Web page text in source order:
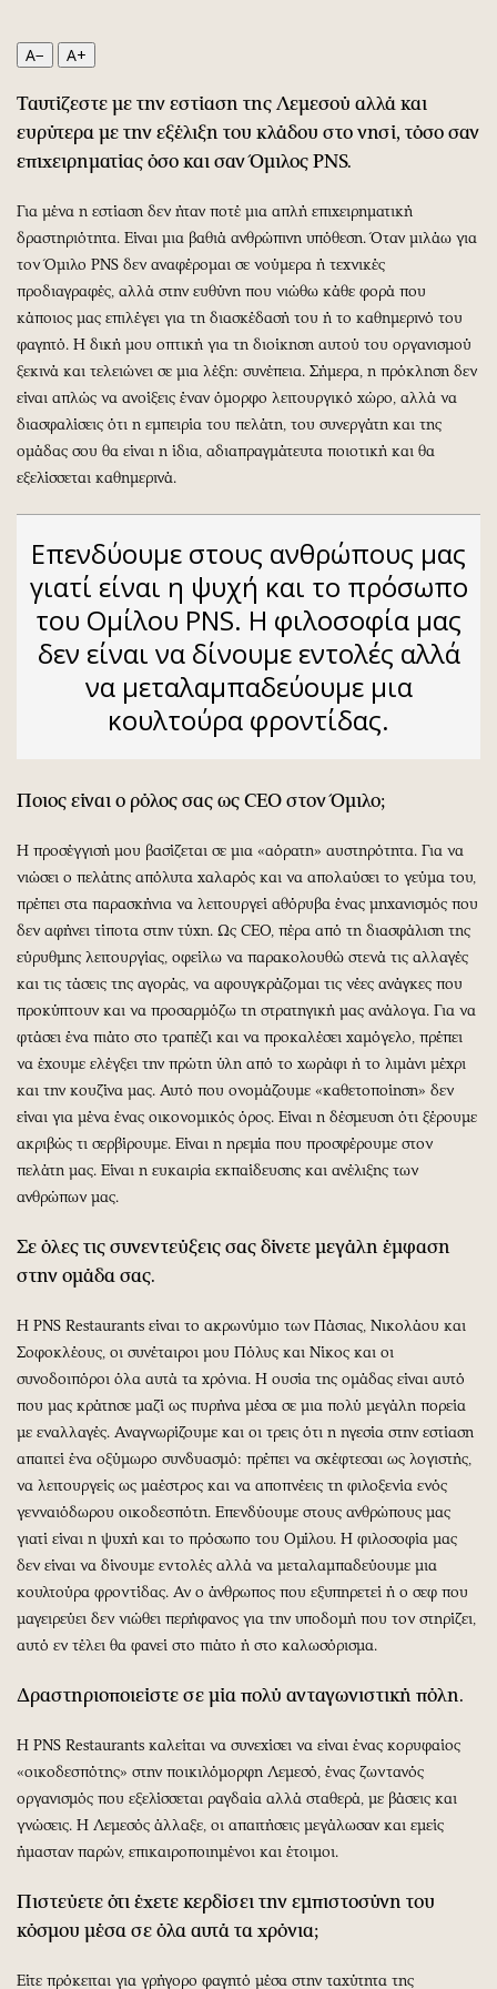
Ελλάδα
Κόσμος
Παράξενα
Πολιτισμός
Σινεμά
Μουσική
Εικαστικά
Βιβλίο
Χειρόγραφα
Media
Εκπομπές
Wine routes
Uncut
Προσφορές
Προσωπικότητες στην ''Κ''
Επιστολές
A− A+
Ταυτίζεστε με την εστίαση της Λεμεσού αλλά και
ευρύτερα με την εξέλιξη του κλάδου στο νησί, τόσο σαν
επιχειρηματίας όσο και σαν Όμιλος PNS.
Για μένα η εστίαση δεν ήταν ποτέ μια απλή επιχειρηματική
δραστηριότητα. Είναι μια βαθιά ανθρώπινη υπόθεση. Όταν μιλάω για
τον Όμιλο PNS δεν αναφέρομαι σε νούμερα ή τεχνικές
προδιαγραφές, αλλά στην ευθύνη που νιώθω κάθε φορά που
κάποιος μας επιλέγει για τη διασκέδασή του ή το καθημερινό του
φαγητό. Η δική μου οπτική για τη διοίκηση αυτού του οργανισμού
ξεκινά και τελειώνει σε μια λέξη: συνέπεια. Σήμερα, η πρόκληση δεν
είναι απλώς να ανοίξεις έναν όμορφο λειτουργικό χώρο, αλλά να
διασφαλίσεις ότι η εμπειρία του πελάτη, του συνεργάτη και της
ομάδας σου θα είναι η ίδια, αδιαπραγμάτευτα ποιοτική και θα
εξελίσσεται καθημερινά.
Επενδύουμε στους ανθρώπους μας
γιατί είναι η ψυχή και το πρόσωπο
του Ομίλου PNS. Η φιλοσοφία μας
δεν είναι να δίνουμε εντολές αλλά
να μεταλαμπαδεύουμε μια
κουλτούρα φροντίδας.
Ποιος είναι ο ρόλος σας ως CEO στον Όμιλο;
Η προσέγγισή μου βασίζεται σε μια «αόρατη» αυστηρότητα. Για να
νιώσει ο πελάτης απόλυτα χαλαρός και να απολαύσει το γεύμα του,
πρέπει στα παρασκήνια να λειτουργεί αθόρυβα ένας μηχανισμός που
δεν αφήνει τίποτα στην τύχη. Ως CEO, πέρα από τη διασφάλιση της
εύρυθμης λειτουργίας, οφείλω να παρακολουθώ στενά τις αλλαγές
και τις τάσεις της αγοράς, να αφουγκράζομαι τις νέες ανάγκες που
προκύπτουν και να προσαρμόζω τη στρατηγική μας ανάλογα. Για να
φτάσει ένα πιάτο στο τραπέζι και να προκαλέσει χαμόγελο, πρέπει
να έχουμε ελέγξει την πρώτη ύλη από το χωράφι ή το λιμάνι μέχρι
και την κουζίνα μας. Αυτό που ονομάζουμε «καθετοποίηση» δεν
είναι για μένα ένας οικονομικός όρος. Είναι η δέσμευση ότι ξέρουμε
ακριβώς τι σερβίρουμε. Είναι η ηρεμία που προσφέρουμε στον
πελάτη μας. Είναι η ευκαιρία εκπαίδευσης και ανέλιξης των
ανθρώπων μας.
Σε όλες τις συνεντεύξεις σας δίνετε μεγάλη έμφαση
στην ομάδα σας.
Η PNS Restaurants είναι το ακρωνύμιο των Πάσιας, Νικολάου και
Σοφοκλέους, οι συνέταιροι μου Πόλυς και Νίκος και οι
συνοδοιπόροι όλα αυτά τα χρόνια. Η ουσία της ομάδας είναι αυτό
που μας κράτησε μαζί ως πυρήνα μέσα σε μια πολύ μεγάλη πορεία
με εναλλαγές. Αναγνωρίζουμε και οι τρεις ότι η ηγεσία στην εστίαση
απαιτεί ένα οξύμωρο συνδυασμό: πρέπει να σκέφτεσαι ως λογιστής,
να λειτουργείς ως μαέστρος και να αποπνέεις τη φιλοξενία ενός
γενναιόδωρου οικοδεσπότη. Επενδύουμε στους ανθρώπους μας
γιατί είναι η ψυχή και το πρόσωπο του Ομίλου. Η φιλοσοφία μας
δεν είναι να δίνουμε εντολές αλλά να μεταλαμπαδεύουμε μια
κουλτούρα φροντίδας. Αν ο άνθρωπος που εξυπηρετεί ή ο σεφ που
μαγειρεύει δεν νιώθει περήφανος για την υποδομή που τον στηρίζει,
αυτό εν τέλει θα φανεί στο πιάτο ή στο καλωσόρισμα.
Δραστηριοποιείστε σε μία πολύ ανταγωνιστική πόλη.
Η PNS Restaurants καλείται να συνεχίσει να είναι ένας κορυφαίος
«οικοδεσπότης» στην ποικιλόμορφη Λεμεσό, ένας ζωντανός
οργανισμός που εξελίσσεται ραγδαία αλλά σταθερά, με βάσεις και
γνώσεις. Η Λεμεσός άλλαξε, οι απαιτήσεις μεγάλωσαν και εμείς
ήμασταν παρών, επικαιροποιημένοι και έτοιμοι.
Πιστεύετε ότι έχετε κερδίσει την εμπιστοσύνη του
κόσμου μέσα σε όλα αυτά τα χρόνια;
Είτε πρόκειται για γρήγορο φαγητό μέσα στην ταχύτητα της